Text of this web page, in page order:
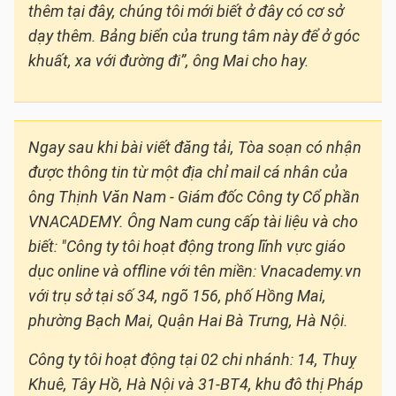
thêm tại đây, chúng tôi mới biết ở đây có cơ sở
dạy thêm. Bảng biển của trung tâm này để ở góc
khuất, xa với đường đi”, ông Mai cho hay.
Ngay sau khi bài viết đăng tải, Tòa soạn có nhận
được thông tin từ một địa chỉ mail cá nhân của
ông Thịnh Văn Nam - Giám đốc Công ty Cổ phần
VNACADEMY. Ông Nam cung cấp tài liệu và cho
biết: "Công ty tôi hoạt động trong lĩnh vực giáo
dục online và offline với tên miền: Vnacademy.vn
với trụ sở tại số 34, ngõ 156, phố Hồng Mai,
phường Bạch Mai, Quận Hai Bà Trưng, Hà Nội.
Công ty tôi hoạt động tại 02 chi nhánh: 14, Thuỵ
Khuê, Tây Hồ, Hà Nội và 31-BT4, khu đô thị Pháp